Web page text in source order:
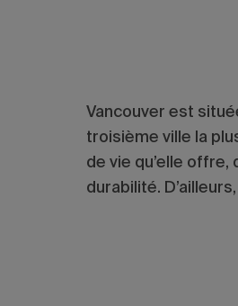
Vancouver est
troisième ville la
de vie qu’elle offre,
durabilité.